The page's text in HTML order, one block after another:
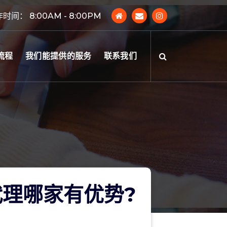
时间： 8:00AM - 8:00PM
程 我们能提供的服务 联系我们
哪家有优势?